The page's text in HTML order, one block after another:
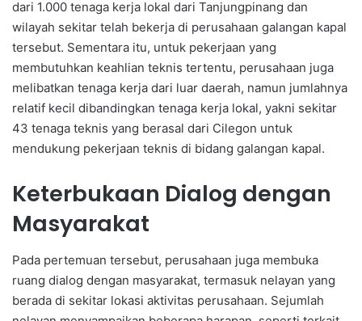
dari 1.000 tenaga kerja lokal dari Tanjungpinang dan
wilayah sekitar telah bekerja di perusahaan galangan kapal
tersebut. Sementara itu, untuk pekerjaan yang
membutuhkan keahlian teknis tertentu, perusahaan juga
melibatkan tenaga kerja dari luar daerah, namun jumlahnya
relatif kecil dibandingkan tenaga kerja lokal, yakni sekitar
43 tenaga teknis yang berasal dari Cilegon untuk
mendukung pekerjaan teknis di bidang galangan kapal.
Keterbukaan Dialog dengan
Masyarakat
Pada pertemuan tersebut, perusahaan juga membuka
ruang dialog dengan masyarakat, termasuk nelayan yang
berada di sekitar lokasi aktivitas perusahaan. Sejumlah